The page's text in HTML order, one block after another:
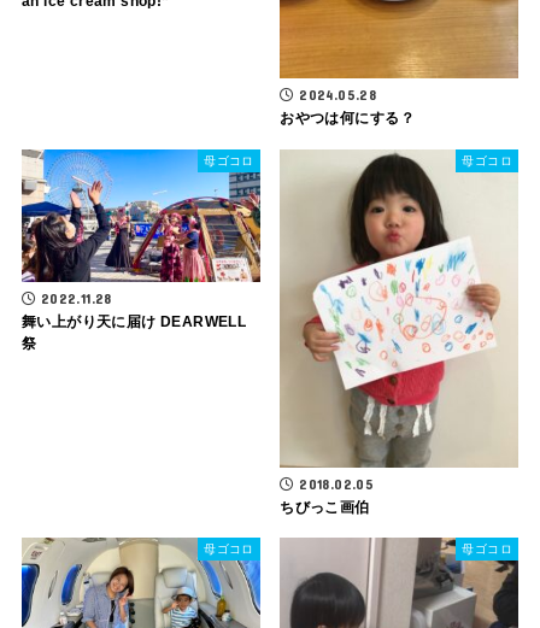
2024.05.28
おやつは何にする？
母ゴコロ
2022.11.28
舞い上がり天に届け DEARWELL
祭
母ゴコロ
2018.02.05
ちびっこ画伯
母ゴコロ 母ゴコロ